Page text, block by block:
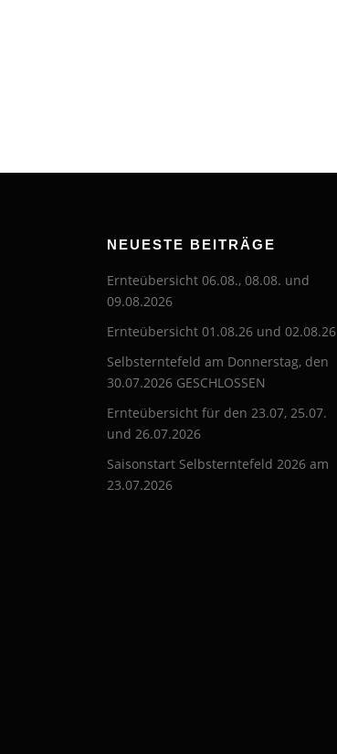
NEUESTE BEITRÄGE
Ernteübersicht 06.08., 08.08. und
09.08.2026
Ernteübersicht 01.08.26 und 02.08.26
Selbsterntefeld am Donnerstag, den
30.07.2026 GESCHLOSSEN
Ernteübersicht für den 23.07, 25.07.
und 26.07.2026
Saisonstart Selbsterntefeld 2026 am
23.07.2026